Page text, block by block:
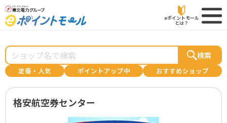
eポイントモール
とは？
検索
定番・人気 ポイントアップ中 おすすめショップ
格安航空券センター